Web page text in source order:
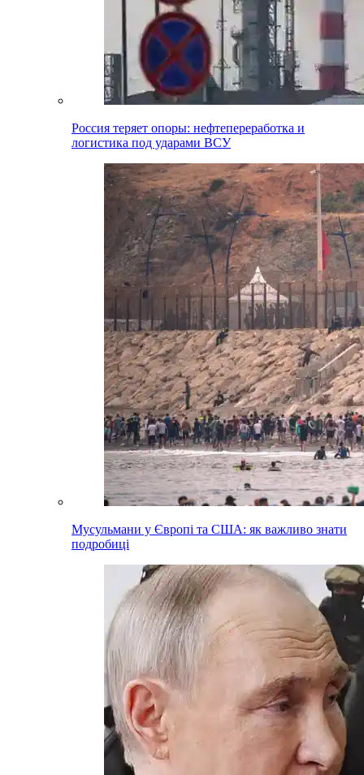
Россия теряет опоры: нефтепереработка и
логистика под ударами ВСУ
Мусульмани у Європі та США: як важливо знати
подробиці